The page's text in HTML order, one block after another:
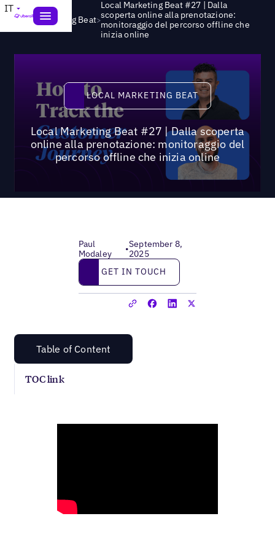
IT
Local Marketing Beat>
Local Marketing Beat #27 | Dalla
scoperta online alla prenotazione:
monitoraggio del percorso offline che
inizia online
Local Marketing Beat
LOCAL MARKETING BEAT
Local Marketing Beat #27 | Dalla scoperta
online alla prenotazione: monitoraggio del
percorso offline che inizia online
Paul
Modaley
•September 8,
2025
Get in touch
GET IN TOUCH
Table of Content
TOC link